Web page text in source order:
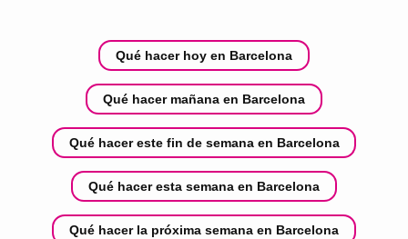
Qué hacer hoy en Barcelona
Qué hacer mañana en Barcelona
Qué hacer este fin de semana en Barcelona
Qué hacer esta semana en Barcelona
Qué hacer la próxima semana en Barcelona